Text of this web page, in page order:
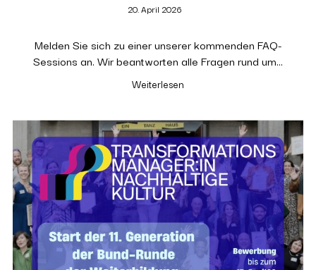
20. April 2026
Melden Sie sich zu einer unserer kommenden FAQ-
Sessions an. Wir beantworten alle Fragen rund um…
Weiterlesen